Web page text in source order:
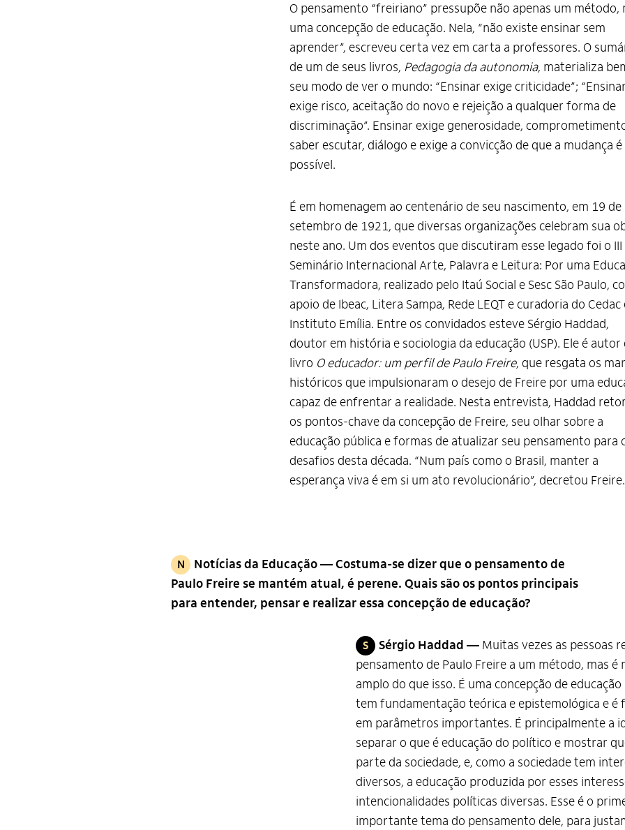
O pensamento “freiriano” pressupõe não apenas um método,
uma concepção de educação. Nela, “não existe ensinar sem
aprender”, escreveu certa vez em carta a professores. O
de um de seus livros, Pedagogia da autonomia, materializa
seu modo de ver o mundo: “Ensinar exige criticidade”;
exige risco, aceitação do novo e rejeição a qualquer forma de
discriminação”. Ensinar exige generosidade,
saber escutar, diálogo e exige a convicção de que a mudança é
possível.
É em homenagem ao centenário de seu nascimento, em 19 de
setembro de 1921, que diversas organizações celebram sua
neste ano. Um dos eventos que discutiram esse legado foi o III
Seminário Internacional Arte, Palavra e Leitura: Por uma
Transformadora, realizado pelo Itaú Social e Sesc São Paulo,
apoio de Ibeac, Litera Sampa, Rede LEQT e curadoria do Cedac
Instituto Emília. Entre os convidados esteve Sérgio Haddad,
doutor em história e sociologia da educação (USP). Ele é autor
livro O educador: um perfil de Paulo Freire, que resgata os
históricos que impulsionaram o desejo de Freire por uma
capaz de enfrentar a realidade. Nesta entrevista, Haddad
os pontos-chave da concepção de Freire, seu olhar sobre a
educação pública e formas de atualizar seu pensamento para
desafios desta década. “Num país como o Brasil, manter a
esperança viva é em si um ato revolucionário”, decretou Freire.
N
Notícias da Educação — Costuma-se dizer que o pensamento de
Paulo Freire se mantém atual, é perene. Quais são os pontos principais
para entender, pensar e realizar essa concepção de educação?
S Sérgio Haddad — Muitas vezes as pessoas
pensamento de Paulo Freire a um método, mas é
amplo do que isso. É uma concepção de
tem fundamentação teórica e epistemológica e é
em parâmetros importantes. É principalmente a
separar o que é educação do político e mostrar
parte da sociedade, e, como a sociedade tem
diversos, a educação produzida por esses
intencionalidades políticas diversas. Esse é o
importante tema do pensamento dele, para